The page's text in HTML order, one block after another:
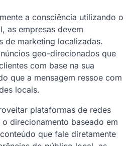
a consciência utilizando o
as empresas devem
de marketing localizadas.
geo-direcionados que
com base na sua
que a mensagem ressoe com
locais.
plataformas de redes
direcionamento baseado em
que fale diretamente